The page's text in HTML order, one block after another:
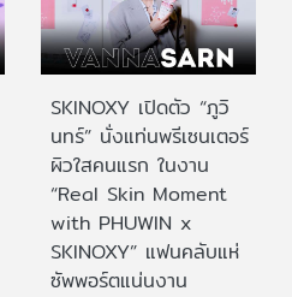
SKINOXY เปิดตัว “ภูวิ
นทร์” นั่งแท่นพรีเซนเตอร์
ผิวใสคนแรก ในงาน
“Real Skin Moment
with PHUWIN x
SKINOXY” แฟนคลับแห่
ซัพพอร์ตแน่นงาน